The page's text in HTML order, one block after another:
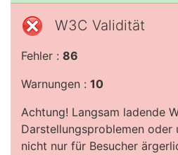
W3C Validität
Fehler : 86
Warnungen : 10
Achtung! Langsam ladende
Darstellungsproblemen oder
nicht nur für Besucher